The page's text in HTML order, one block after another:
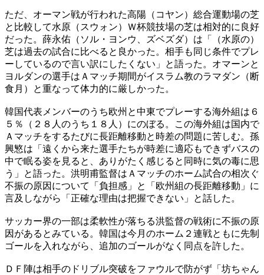
ただ、オーマン戦が行われた高陽（コヤン）総合運動場の芝
と比較して水原（スウォン）Ｗ杯競技場の芝は相対的に良好
だった。薛永佑（ソル・ヨンウ、ズベズダ）は「（水原の）
芝は過去の試合に比べると良かった。相手も同じ条件でプレ
ーしているので言い訳にしたくない」と語った。オマーンと
ヨルダンの選手はＡマッチ期間がイスラム教のラマダン（断
食月）と重なって体力的に厳しかった。
韓国代表メンバーのうち欧州と中東でプレーする海外組は６
５％（２８人のうち１８人）にのぼる。この海外組は国内で
Ａマッチをするたびに長距離移動と時差の問題に苦しむ。孫
興慜は「遠くから来た選手たちが時差に適応もできずバスの
中で眠る姿を見ると、ありがたく感じると同時に気の毒に思
う」と語った。洪明甫監督はＡマッチのホーム試合の相次ぐ
不振の原因について「負担感」と「欧州組の長距離移動」に
言及しながら「正確な理由は把握できない」と話した。
サッカー界の一部は柔軟性が落ちる洪監督の戦術に不振の原
因があるとみている。韓国は今月のホーム２連戦ともに先制
ゴールを入れながら、追加のゴールがなく同点を許した。
ＤＦ陣は相手のドリブル突破をファウルで防がず「坊ちゃん